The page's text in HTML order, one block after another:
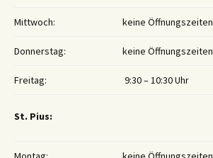
Mittwoch: keine Öffnungszeiten
Donnerstag: keine Öffnungszeiten
Freitag: 9:30 – 10:30 Uhr
St. Pius: